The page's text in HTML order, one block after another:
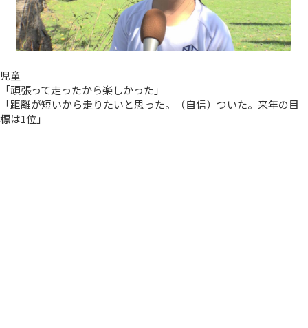
児童
「頑張って走ったから楽しかった」
「距離が短いから走りたいと思った。（自信）ついた。来年の目
標は1位」